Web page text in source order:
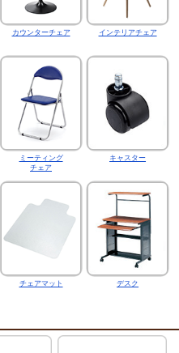
カウンターチェア インテリアチェア
ミーティング
チェア
キャスター
チェアマット デスク